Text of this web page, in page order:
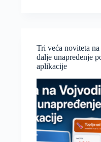
nizija
najtopliji
ugroženi
apsolutni
rekordi
za
jun?!
Tri veća noviteta
dalje unapređenje
aplikacije